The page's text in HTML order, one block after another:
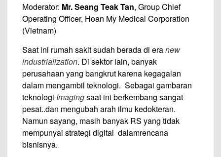
Moderator: Mr. Seang Teak Tan, Group Chief
Operating Officer, Hoan My Medical Corporation
(Vietnam)
Saat ini rumah sakit sudah berada di eranew
industrialization. Di sektor lain, banyak
perusahaan yang bangkrut karena kegagalan
dalam mengambil teknologi. Sebagai gambaran
teknologi Imagingsaat ini berkembang sangat
pesat..dan mengubah arah ilmu kedokteran.
Namun sayang, masih banyak RS yang tidak
mempunyai strategi digital dalamrencana
bisnisnya.